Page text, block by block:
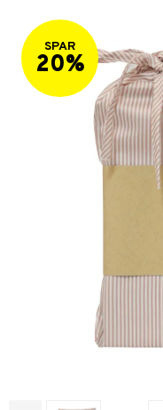
SPAR
20%